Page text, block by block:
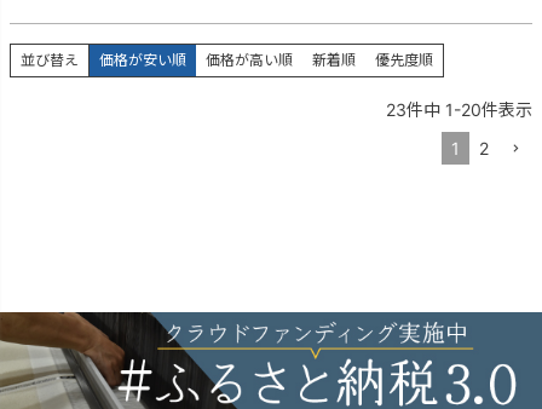
並び替え 価格が安い順 価格が高い順 新着順 優先度順
23件中 1-20件表示
1
2